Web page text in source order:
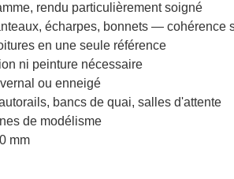
rendu particulièrement soigné
écharpes, bonnets — cohérence
en une seule référence
ni peinture nécessaire
ou enneigé
bancs de quai, salles d'attente
de modélisme
mm